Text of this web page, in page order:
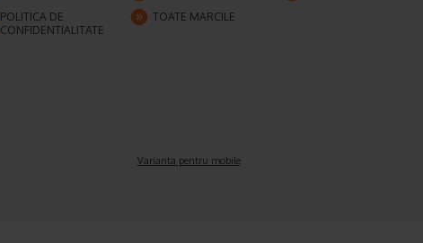
POLITICA DE
CONFIDENTIALITATE
TOATE MARCILE
Varianta pentru mobile